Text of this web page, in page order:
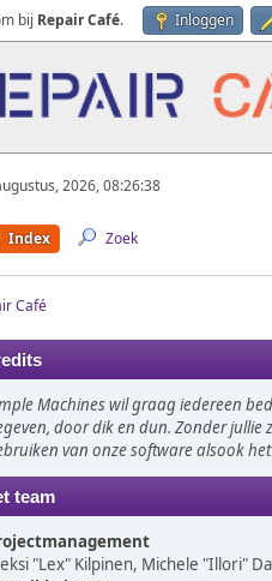
bij Repair Café. Inloggen
2026, 08:26:38
Index Zoek
Café
Machines wil graag iedereen
door dik en dun. Zonder jullie
van onze software alsook
team
"Lex" Kilpinen, Michele "Illori"